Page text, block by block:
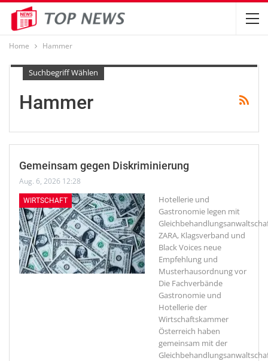
Home Hammer
Suchbegriff Wählen
Hammer
Gemeinsam gegen Diskriminierung
Aug. 6, 2026 12:28
WIRTSCHAFT
Hotellerie und
Gastronomie legen mit
ZARA, Klagsverband und
Black Voices neue
Empfehlung und
Musterhausordnung vor
Die Fachverbände
Gastronomie und
Hotellerie der
Wirtschaftskammer
Österreich haben
gemeinsam mit der